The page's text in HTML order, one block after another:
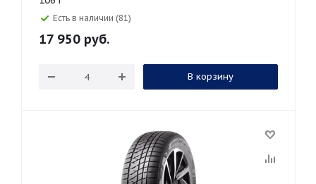
Есть в наличии (81)
17 950 руб.
В корзину